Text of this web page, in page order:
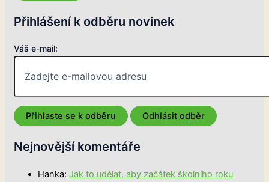
Přihlášení k odběru novinek
Váš e-mail:
Nejnovější komentáře
Hanka: Jak to udělat, aby začátek školního roku